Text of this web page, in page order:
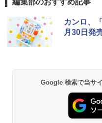
編集部のおすすめ記事
カンロ、
月30日発
Google 検索で当サ